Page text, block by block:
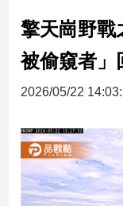
台
財
新
產
經/
股
市
擎天崗野戰
被偷窺者」
2026/05/22